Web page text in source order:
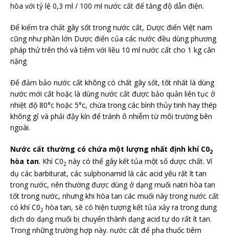
hòa với tỷ lệ 0,3 ml / 100 ml nước cất để tăng độ dẫn điện.
Để kiểm tra chất gây sốt trong nước cất, Dược điển Việt nam
cũng như phần lớn Dược điển của các nước đều dùng phương
pháp thử trên thỏ và tiêm với liều 10 ml nước cất cho 1 kg cân
nặng
Để đảm bảo nước cất không có chất gây sốt, tốt nhất là dùng
nước mới cất hoặc là dùng nước cất được bảo quản liên tục ở
nhiệt độ 80°c hoặc 5°c, chứa trong các bình thủy tinh hay thép
không gỉ và phải đậy kín để tránh ô nhiễm từ môi trường bên
ngoài.
Nước cất thường có chứa một lượng nhất định khí C02
hòa tan. Khí C02 này có thể gây kết tủa một số dược chất. Ví
dụ các barbiturat, các sulphonamid là các acid yếu rất ít tan
trong nước, nên thường được dùng ở dạng muối natri hòa tan
tốt trong nước, nhưng khi hòa tan các muối này trong nước cất
có khí C02 hòa tan, sẽ có hiện tượng kết tủa xảy ra trong dung
dịch do dạng muối bị chuyển thành dạng acid tự do rất ít tan.
Trong những trường hợp này. nước cất để pha thuốc tiêm